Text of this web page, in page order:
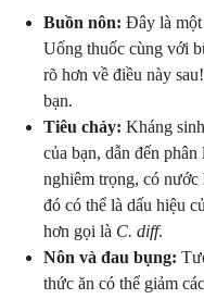
Buồn nôn: Đây là một
Uống thuốc cùng với
rõ hơn về điều này
bạn.
Tiêu chảy: Kháng
của bạn, dẫn đến
nghiêm trọng, có nước
đó có thể là dấu hiệu
hơn gọi là C. diff.
Nôn và đau bụng:
thức ăn có thể giảm